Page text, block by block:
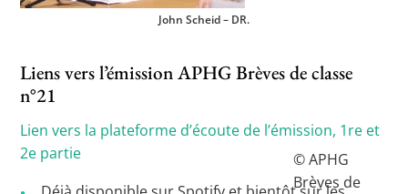
John Scheid – DR.
Liens vers l’émission APHG Brèves de classe
n°21
Lien vers la plateforme d’écoute de l’émission, 1re et
2e partie
© APHG
Brèves de